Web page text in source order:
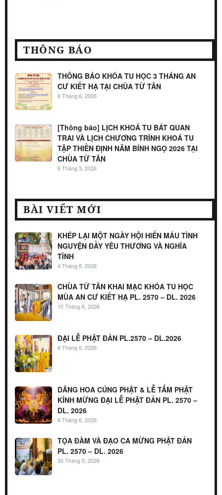
THÔNG BÁO
THÔNG BÁO KHÓA TU HỌC 3 THÁNG AN
CƯ KIẾT HẠ TẠI CHÙA TỪ TÂN
6 Tháng 6, 2026
[Thông báo] LỊCH KHOÁ TU BÁT QUAN
TRAI VÀ LỊCH CHƯƠNG TRÌNH KHOÁ TU
TẬP THIỀN ĐỊNH NĂM BÍNH NGỌ 2026 TẠI
CHÙA TỪ TÂN
6 Tháng 3, 2026
BÀI VIẾT MỚI
KHÉP LẠI MỘT NGÀY HỘI HIẾN MÁU TÌNH
NGUYỆN ĐẦY YÊU THƯƠNG VÀ NGHĨA
TÌNH
4 Tháng 8, 2026
CHÙA TỪ TÂN KHAI MẠC KHÓA TU HỌC
MÙA AN CƯ KIẾT HẠ PL. 2570 – DL. 2026
10 Tháng 6, 2026
ĐẠI LỄ PHẬT ĐẢN PL.2570 – DL.2026
6 Tháng 6, 2026
DÂNG HOA CÚNG PHẬT & LỄ TẮM PHẬT
KÍNH MỪNG ĐẠI LỄ PHẬT ĐẢN PL. 2570 –
DL. 2026
6 Tháng 6, 2026
TỌA ĐÀM VÀ ĐẠO CA MỪNG PHẬT ĐẢN
PL. 2570 – DL. 2026
30 Tháng 5, 2026